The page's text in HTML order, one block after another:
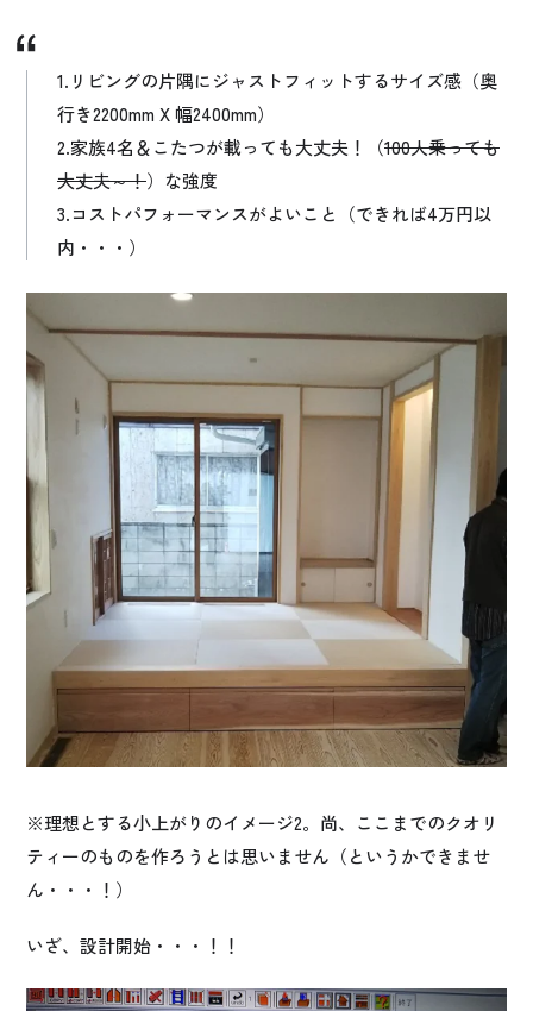
1.リビングの片隅にジャストフィットするサイズ感（奥
行き2200mm X 幅2400mm）
2.家族4名＆こたつが載っても大丈夫！（100人乗っても
大丈夫～！）な強度
3.コストパフォーマンスがよいこと（できれば4万円以
内・・・）
※理想とする小上がりのイメージ2。尚、ここまでのクオリ
ティーのものを作ろうとは思いません（というかできませ
ん・・・！）
いざ、設計開始・・・！！